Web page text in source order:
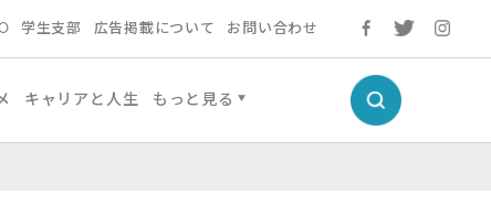
学生支部 広告掲載について お問い合わせ
キャリアと人生 もっと見る